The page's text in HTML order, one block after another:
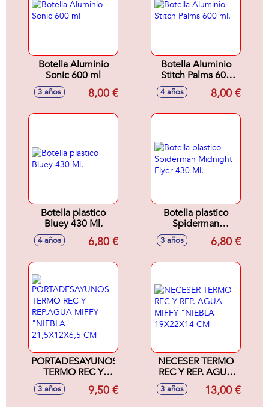
Botella Aluminio
Sonic 600 ml
3 años 8,00 €
Botella Aluminio
Stitch Palms 600
4 años 8,00 €
Botella plastico
Bluey 430 Ml.
4 años 6,80 €
Botella plastico
Spiderman
Midnight Flyer 430
3 años 6,80 €
PORTADESAYUNOS
TERMO REC Y
REP.AGUA MIFFY
"NIEBLA"
3 años 9,50 €
NECESER TERMO
REC Y REP. AGUA
MIFFY "NIEBLA"
19X22X14 CM
3 años 13,00 €